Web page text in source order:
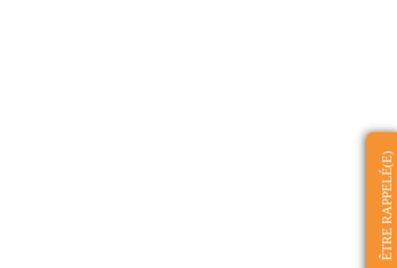
ÊTRE RAPPELÉ(E)